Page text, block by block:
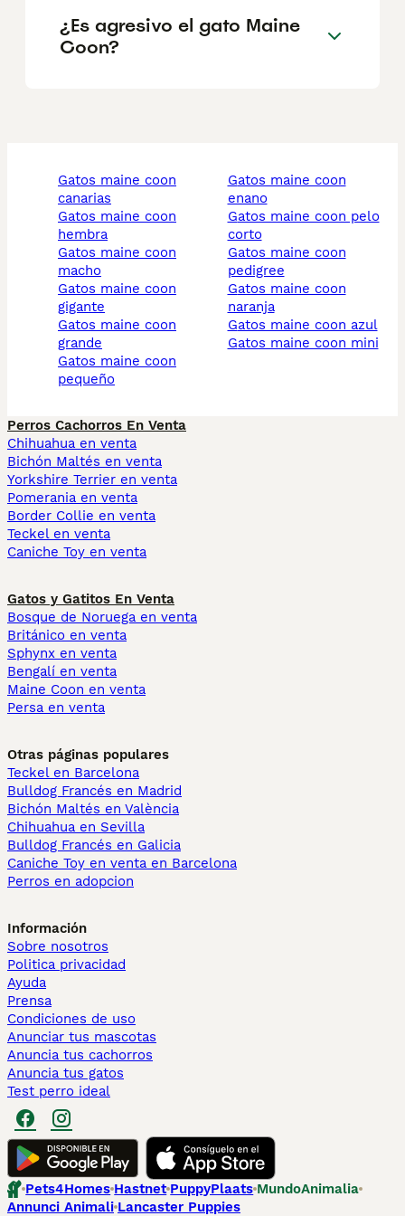
¿Es agresivo el gato Maine
Coon?
gatos maine coon
canarias
gatos maine coon
hembra
gatos maine coon
macho
gatos maine coon
gigante
gatos maine coon
grande
gatos maine coon
pequeño
gatos maine coon
enano
gatos maine coon pelo
corto
gatos maine coon
pedigree
gatos maine coon
naranja
gatos maine coon azul
gatos maine coon mini
Perros Cachorros En Venta
Chihuahua en venta
Bichón Maltés en venta
Yorkshire Terrier en venta
Pomerania en venta
Border Collie en venta
Teckel en venta
Caniche Toy en venta
Gatos y Gatitos En Venta
Bosque de Noruega en venta
Británico en venta
Sphynx en venta
Bengalí en venta
Maine Coon en venta
Persa en venta
Otras páginas populares
Teckel en Barcelona
Bulldog Francés en Madrid
Bichón Maltés en València
Chihuahua en Sevilla
Bulldog Francés en Galicia
Caniche Toy en venta en Barcelona
Perros en adopcion
Información
Sobre nosotros
Politica privacidad
Ayuda
Prensa
Condiciones de uso
Anunciar tus mascotas
Anuncia tus cachorros
Anuncia tus gatos
Test perro ideal
Pets4Homes Hastnet PuppyPlaats MundoAnimalia
Annunci Animali Lancaster Puppies